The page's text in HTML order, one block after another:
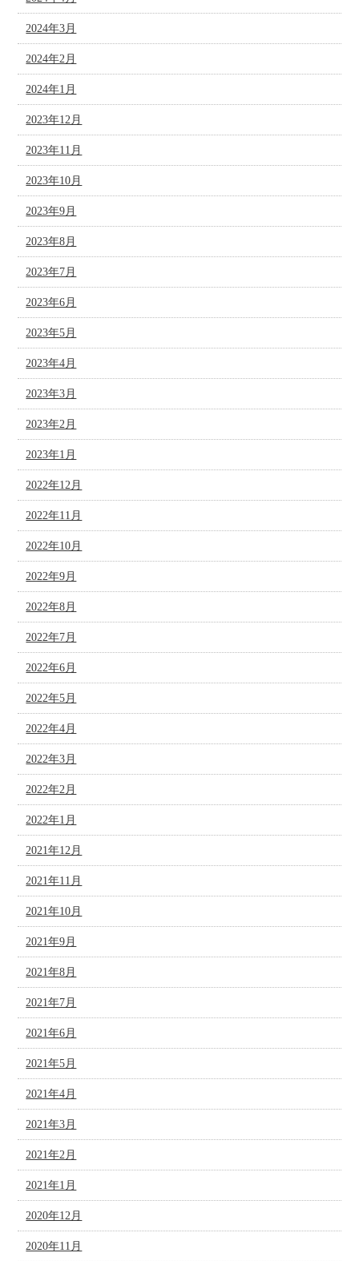
2024年3月
2024年2月
2024年1月
2023年12月
2023年11月
2023年10月
2023年9月
2023年8月
2023年7月
2023年6月
2023年5月
2023年4月
2023年3月
2023年2月
2023年1月
2022年12月
2022年11月
2022年10月
2022年9月
2022年8月
2022年7月
2022年6月
2022年5月
2022年4月
2022年3月
2022年2月
2022年1月
2021年12月
2021年11月
2021年10月
2021年9月
2021年8月
2021年7月
2021年6月
2021年5月
2021年4月
2021年3月
2021年2月
2021年1月
2020年12月
2020年11月